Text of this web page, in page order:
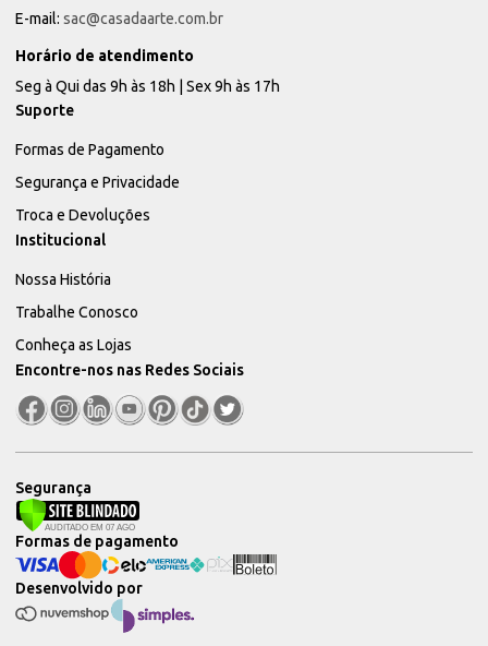
E-mail: sac@casadaarte.com.br
Horário de atendimento
Seg à Qui das 9h às 18h | Sex 9h às 17h
Suporte
Formas de Pagamento
Segurança e Privacidade
Troca e Devoluções
Institucional
Nossa História
Trabalhe Conosco
Conheça as Lojas
Encontre-nos nas Redes Sociais
Segurança
Desenvolvido por
Formas de pagamento